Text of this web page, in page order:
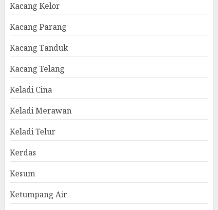
Kacang Kelor
Kacang Parang
Kacang Tanduk
Kacang Telang
Keladi Cina
Keladi Merawan
Keladi Telur
Kerdas
Kesum
Ketumpang Air